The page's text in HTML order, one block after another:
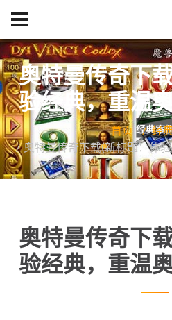
奥特曼传奇下
验经典，重温
首页
经
奥特曼传奇下载(新标题：体
奥特曼传奇下
验经典，重温